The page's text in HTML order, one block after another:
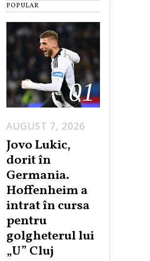
POPULAR
01
AUGUST 7, 2026
Jovo Lukic,
dorit în
Germania.
Hoffenheim a
intrat în cursa
pentru
golgheterul lui
„U” Cluj